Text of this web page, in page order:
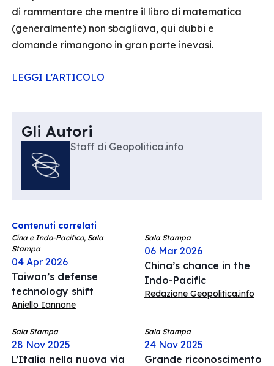
di rammentare che mentre il libro di matematica
(generalmente) non sbagliava, qui dubbi e
domande rimangono in gran parte inevasi.
LEGGI L’ARTICOLO
Gli Autori
Staff di Geopolitica.info
Contenuti correlati
Cina e Indo-Pacifico, Sala
Stampa
04 Apr 2026
Taiwan’s defense
technology shift
Aniello Iannone
Sala Stampa
06 Mar 2026
China’s chance in the
Indo-Pacific
Redazione Geopolitica.info
Sala Stampa
28 Nov 2025
L’Italia nella nuova via
Sala Stampa
24 Nov 2025
Grande riconoscimento